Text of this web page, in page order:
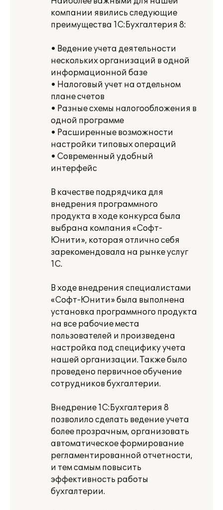
компании явились следующие
преимущества 1С:Бухгалтерия 8:
• Ведение учета деятельности
нескольких организаций в одной
информационной базе
• Налоговый учет на отдельном
плане счетов
• Разные схемы налогообложения в
одной программе
• Расширенные возможности
настройки типовых операций
• Современный удобный
интерфейс
В качестве подрядчика для
внедрения программного
продукта в ходе конкурса была
выбрана компания «Софт-
Юнити», которая отлично себя
зарекомендовала на рынке услуг
1С.
В ходе внедрения специалистами
«Софт-Юнити» была выполнена
установка программного продукта
на все рабочие места
пользователей и произведена
настройка под специфику учета
нашей организации. Также было
проведено первичное обучение
сотрудников бухгалтерии.
Внедрение 1С:Бухгалтерия 8
позволило сделать ведение учета
более прозрачным, организовать
автоматическое формирование
регламентированной отчетности,
и тем самым повысить
эффективность работы
бухгалтерии.